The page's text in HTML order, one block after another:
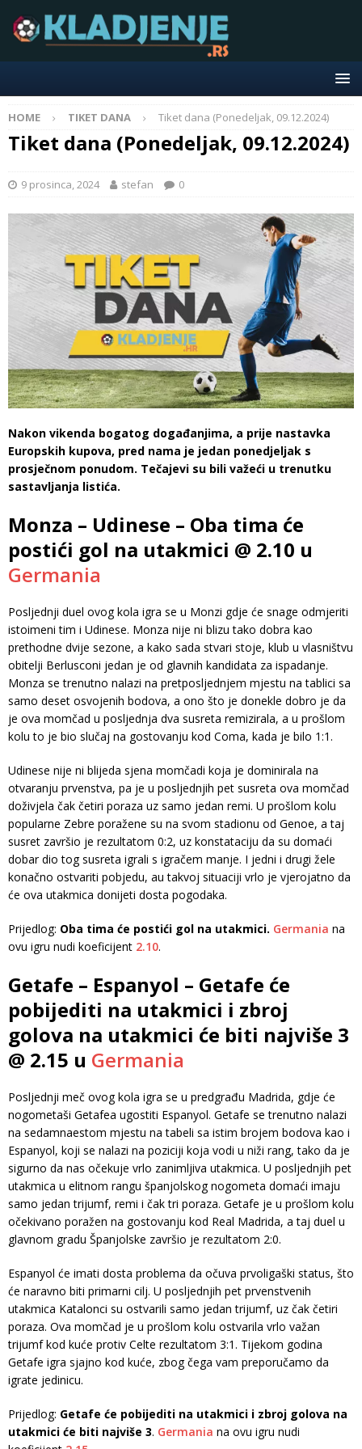
HOME TIKET DANA Tiket dana (Ponedeljak, 09.12.2024)
Tiket dana (Ponedeljak, 09.12.2024)
9 prosinca, 2024 stefan 0
Nakon vikenda bogatog događanjima, a prije nastavka
Europskih kupova, pred nama je jedan ponedjeljak s
prosječnom ponudom. Tečajevi su bili važeći u trenutku
sastavljanja listića.
Monza – Udinese – Oba tima će
postići gol na utakmici @ 2.10 u
Germania
Posljednji duel ovog kola igra se u Monzi gdje će snage odmjeriti
istoimeni tim i Udinese. Monza nije ni blizu tako dobra kao
prethodne dvije sezone, a kako sada stvari stoje, klub u vlasništvu
obitelji Berlusconi jedan je od glavnih kandidata za ispadanje.
Monza se trenutno nalazi na pretposljednjem mjestu na tablici sa
samo deset osvojenih bodova, a ono što je donekle dobro je da
je ova momčad u posljednja dva susreta remizirala, a u prošlom
kolu to je bio slučaj na gostovanju kod Coma, kada je bilo 1:1.
Udinese nije ni blijeda sjena momčadi koja je dominirala na
otvaranju prvenstva, pa je u posljednjih pet susreta ova momčad
doživjela čak četiri poraza uz samo jedan remi. U prošlom kolu
popularne Zebre poražene su na svom stadionu od Genoe, a taj
susret završio je rezultatom 0:2, uz konstataciju da su domaći
dobar dio tog susreta igrali s igračem manje. I jedni i drugi žele
konačno ostvariti pobjedu, au takvoj situaciji vrlo je vjerojatno da
će ova utakmica donijeti dosta pogodaka.
Prijedlog: Oba tima će postići gol na utakmici. Germania na
ovu igru nudi koeficijent 2.10.
Getafe – Espanyol – Getafe će
pobijediti na utakmici i zbroj
golova na utakmici će biti najviše 3
@ 2.15 u Germania
Posljednji meč ovog kola igra se u predgrađu Madrida, gdje će
nogometaši Getafea ugostiti Espanyol. Getafe se trenutno nalazi
na sedamnaestom mjestu na tabeli sa istim brojem bodova kao i
Espanyol, koji se nalazi na poziciji koja vodi u niži rang, tako da je
sigurno da nas očekuje vrlo zanimljiva utakmica. U posljednjih pet
utakmica u elitnom rangu španjolskog nogometa domaći imaju
samo jedan trijumf, remi i čak tri poraza. Getafe je u prošlom kolu
očekivano poražen na gostovanju kod Real Madrida, a taj duel u
glavnom gradu Španjolske završio je rezultatom 2:0.
Espanyol će imati dosta problema da očuva prvoligaški status, što
će naravno biti primarni cilj. U posljednjih pet prvenstvenih
utakmica Katalonci su ostvarili samo jedan trijumf, uz čak četiri
poraza. Ova momčad je u prošlom kolu ostvarila vrlo važan
trijumf kod kuće protiv Celte rezultatom 3:1. Tijekom godina
Getafe igra sjajno kod kuće, zbog čega vam preporučamo da
igrate jedinicu.
Prijedlog: Getafe će pobijediti na utakmici i zbroj golova na
utakmici će biti najviše 3. Germania na ovu igru nudi